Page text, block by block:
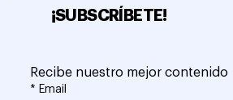
¡SUBSCRÍBETE!
Recibe nuestro mejor contenido
* Email